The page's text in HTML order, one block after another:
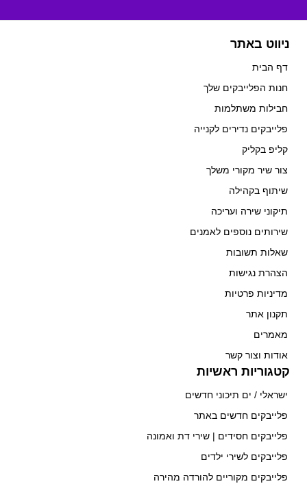
ניווט באתר
דף הבית
חנות הפלייבקים שלך
חבילות משתלמות
פלייבקים נדירים לקנייה
קליפ בקליק
צור שיר מקורי משלך
שיתוף בקהילה
תיקוני שירה ועריכה
שירותים נוספים לאמנים
שאלות תשובות
הצהרת נגישות
מדיניות פרטיות
תקנון אתר
מאמרים
אודות וצור קשר
קטגוריות ראשיות
ישראלי / ים תיכוני חדשים
פלייבקים חדשים באתר
פלייבקים חסידים | שירי דת ואמונה
פלייבקים לשירי ילדים
פלייבקים מקוריים להורדה מהירה